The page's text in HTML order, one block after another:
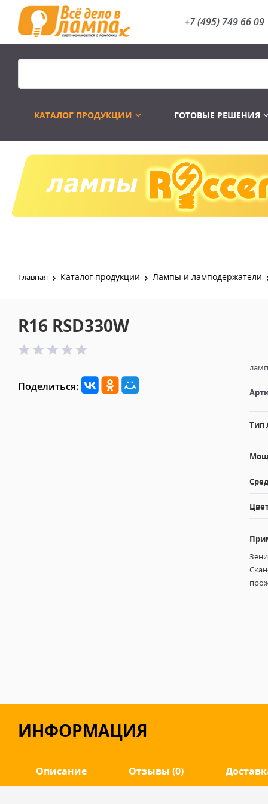
+7 (495) 749 66 09
КАТАЛОГ ПРОДУКЦИИ
Распродажа Лампы
ГОТОВЫЕ РЕШЕНИЯ
Главная Каталог продукции Лампы и ламподержатели
R16 RSD330W
Поделиться:
Тип
ИНФОРМАЦИЯ
Описание Отзывы (0)